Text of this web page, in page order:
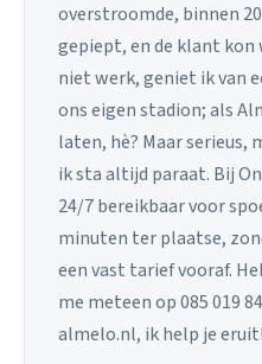
overstroomde, binnen
gepiept, en de klant kon
niet werk, geniet ik van
ons eigen stadion; als
laten, hè? Maar serieus,
ik sta altijd paraat. Bij
24/7 bereikbaar voor
minuten ter plaatse,
een vast tarief vooraf.
me meteen op 085 019
almelo.nl, ik help je eruit!